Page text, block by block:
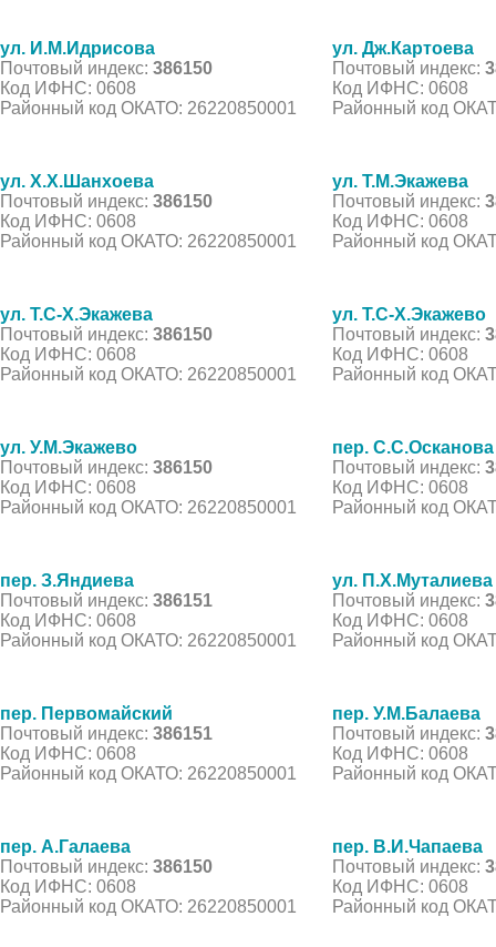
ул. И.М.Идрисова
Почтовый индекс: 386150
Код ИФНС: 0608
Районный код ОКАТО: 26220850001
ул. Дж.Картоева
Почтовый индекс:
Код ИФНС: 0608
Районный код
ул. Х.Х.Шанхоева
Почтовый индекс: 386150
Код ИФНС: 0608
Районный код ОКАТО: 26220850001
ул. Т.М.Экажева
Почтовый индекс:
Код ИФНС: 0608
Районный код
ул. Т.С-Х.Экажева
Почтовый индекс: 386150
Код ИФНС: 0608
Районный код ОКАТО: 26220850001
ул. Т.С-Х.Экажево
Почтовый индекс:
Код ИФНС: 0608
Районный код
ул. У.М.Экажево
Почтовый индекс: 386150
Код ИФНС: 0608
Районный код ОКАТО: 26220850001
пер. С.С.Осканова
Почтовый индекс:
Код ИФНС: 0608
Районный код
пер. З.Яндиева
Почтовый индекс: 386151
Код ИФНС: 0608
Районный код ОКАТО: 26220850001
ул. П.Х.Муталиева
Почтовый индекс:
Код ИФНС: 0608
Районный код
пер. Первомайский
Почтовый индекс: 386151
Код ИФНС: 0608
Районный код ОКАТО: 26220850001
пер. У.М.Балаева
Почтовый индекс:
Код ИФНС: 0608
Районный код
пер. А.Галаева
Почтовый индекс: 386150
Код ИФНС: 0608
Районный код ОКАТО: 26220850001
пер. В.И.Чапаева
Почтовый индекс:
Код ИФНС: 0608
Районный код